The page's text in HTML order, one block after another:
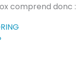
comprend donc :